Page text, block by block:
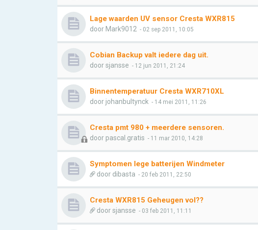
Lage waarden UV sensor Cresta WXR815
door Mark9012 - 02 sep 2011, 10:05
Cobian Backup valt iedere dag uit.
doorsjansse - 12 jun 2011, 21:24
Binnentemperatuur Cresta WXR710XL
doorjohanbultynck - 14 mei 2011, 11:26
Cresta pmt 980 + meerdere sensoren.
door pascal.gratis - 11 mar 2010, 14:28
Symptomen lege batterijen Windmeter
door dibasta - 20 feb 2011, 22:50
Cresta WXR815 Geheugen vol??
doorsjansse - 03 feb 2011, 11:11